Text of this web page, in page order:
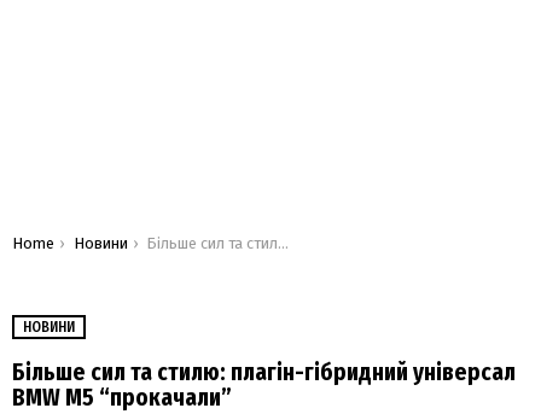
You are here:
Home Новини Більше сил та стилю: плагін-гібридний універсал BMW M5 “прокачали”
НОВИНИ
Більше сил та стилю: плагін-гібридний універсал
BMW M5 “прокачали”